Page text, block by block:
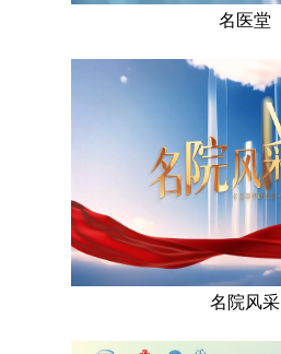
名医堂
名院风采